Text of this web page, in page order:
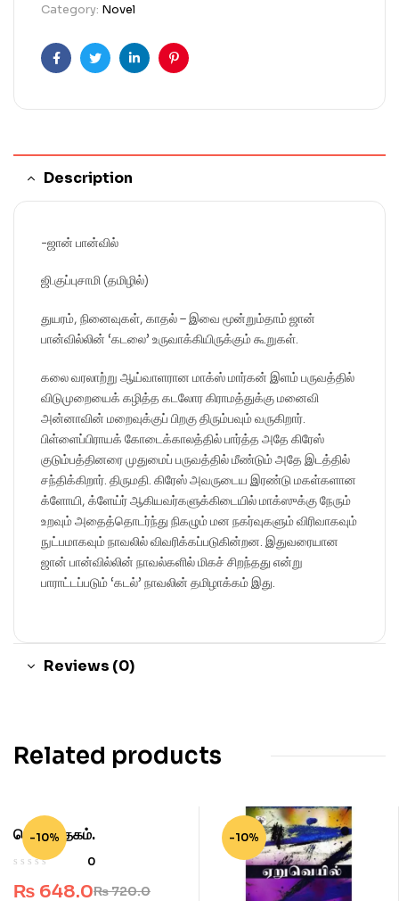
Category: Novel
FacebookTwitterLinkedinPinterest
Description
-ஜான் பான்வில்
ஜி.குப்புசாமி (தமிழில்)
துயரம், நினைவுகள், காதல் – இவை மூன்றும்தாம் ஜான்
பான்வில்லின் ‘கடலை’ உருவாக்கியிருக்கும் கூறுகள்.
கலை வரலாற்று ஆய்வாளரான மாக்ஸ் மார்கன் இளம் பருவத்தில்
விடுமுறையைக் கழித்த கடலோர கிராமத்துக்கு மனைவி
அன்னாவின் மறைவுக்குப் பிறகு திரும்பவும் வருகிறார்.
பிள்ளைப்பிராயக் கோடைக்காலத்தில் பார்த்த அதே கிரேஸ்
குடும்பத்தினரை முதுமைப் பருவத்தில் மீண்டும் அதே இடத்தில்
சந்திக்கிறார். திருமதி. கிரேஸ் அவருடைய இரண்டு மகள்களான
க்ளோயி, க்ளேய்ர் ஆகியவர்களுக்கிடையில் மாக்ஸுக்கு நேரும்
உறவும் அதைத்தொடர்ந்து நிகழும் மன நகர்வுகளும் விரிவாகவும்
நுட்பமாகவும் நாவலில் விவரிக்கப்படுகின்றன. இதுவரையான
ஜான் பான்வில்லின் நாவல்களில் மிகச் சிறந்தது என்று
பாராட்டப்படும் ‘கடல்’ நாவலின் தமிழாக்கம் இது.
Reviews (0)
Related products
-10%
பொய்த்தேகம்.
0
₨720.0
₨ 648.0
-10%